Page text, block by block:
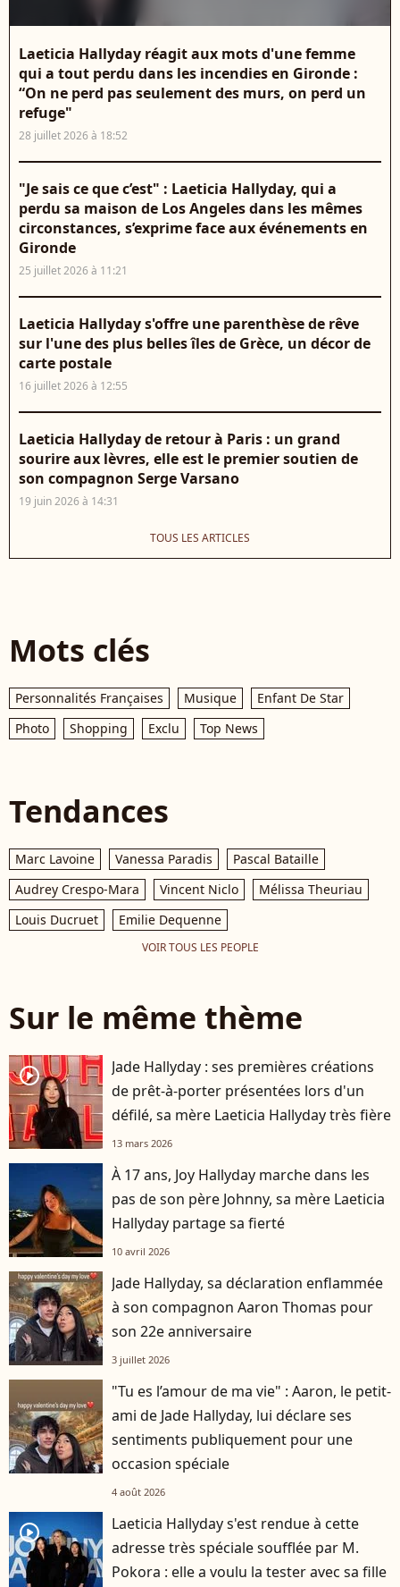
Laeticia Hallyday réagit aux mots d'une femme
qui a tout perdu dans les incendies en Gironde :
“On ne perd pas seulement des murs, on perd un
refuge"
28 juillet 2026 à 18:52
"Je sais ce que c’est" : Laeticia Hallyday, qui a
perdu sa maison de Los Angeles dans les mêmes
circonstances, s’exprime face aux événements en
Gironde
25 juillet 2026 à 11:21
Laeticia Hallyday s'offre une parenthèse de rêve
sur l'une des plus belles îles de Grèce, un décor de
carte postale
16 juillet 2026 à 12:55
Laeticia Hallyday de retour à Paris : un grand
sourire aux lèvres, elle est le premier soutien de
son compagnon Serge Varsano
19 juin 2026 à 14:31
TOUS LES ARTICLES
Mots clés
Personnalités Françaises Musique
Enfant De Star
Photo
Shopping Exclu Top News
Tendances
Marc Lavoine Vanessa Paradis
Pascal Bataille
Audrey Crespo-Mara
Vincent Niclo
Mélissa Theuriau
Louis Ducruet
Emilie Dequenne
VOIR TOUS LES PEOPLE
Sur le même thème
player2
Jade Hallyday : ses premières créations
de prêt-à-porter présentées lors d'un
défilé, sa mère Laeticia Hallyday très fière
13 mars 2026
À 17 ans, Joy Hallyday marche dans les
pas de son père Johnny, sa mère Laeticia
Hallyday partage sa fierté
10 avril 2026
Jade Hallyday, sa déclaration enflammée
à son compagnon Aaron Thomas pour
son 22e anniversaire
3 juillet 2026
"Tu es l’amour de ma vie" : Aaron, le petit-
ami de Jade Hallyday, lui déclare ses
sentiments publiquement pour une
occasion spéciale
4 août 2026
player2
Laeticia Hallyday s'est rendue à cette
adresse très spéciale soufflée par M.
Pokora : elle a voulu la tester avec sa fille